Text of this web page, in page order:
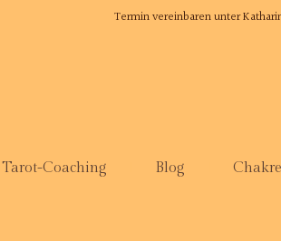
Termin vereinbaren unter
Tarot-Coaching Blog